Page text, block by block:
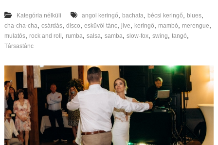
Kategória nélküli angol keringő bachata bécsi keringő blues,
cha-cha-cha csárdás, disco esküvői tánc, jive keringő mambó merengue
mulatós, rock and roll rumba salsa samba slow-fox, swing tangó
Társastánc